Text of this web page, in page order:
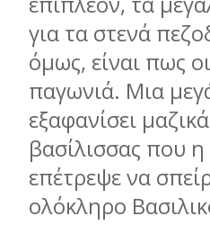
για τα στενά
όμως, είναι πως
παγωνιά. Μια
εξαφανίσει
βασίλισσας που
επέτρεψε να
ολόκληρο